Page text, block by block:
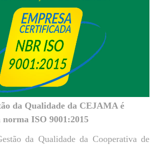
da Qualidade da CEJAMA é
ISO 9001:2015
da Qualidade da Cooperativa de